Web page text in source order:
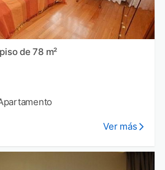
de 78 m²
Ver más